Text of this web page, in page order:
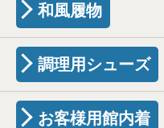
和風履物
調理用シューズ
お客様用館内着